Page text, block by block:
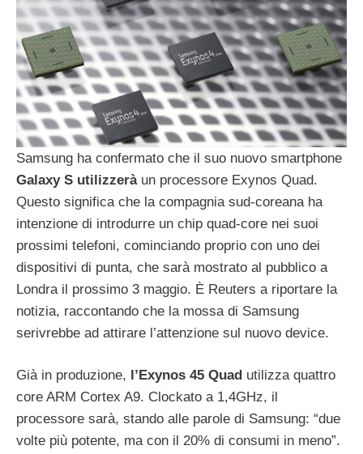
Samsung ha confermato che il suo nuovo smartphone
Galaxy S utilizzeràun processore Exynos Quad.
Questo significa che la compagnia sud-coreana ha
intenzione di introdurre un chip quad-core nei suoi
prossimi telefoni, cominciando proprio con uno dei
dispositivi di punta, che sarà mostrato al pubblico a
Londra il prossimo 3 maggio. È Reuters a riportare la
notizia, raccontando che la mossa di Samsung
serivrebbe ad attirare l’attenzione sul nuovo device.
Già in produzione, l’Exynos 45 Quad utilizza quattro
core ARM Cortex A9. Clockato a 1,4GHz, il
processore sarà, stando alle parole di Samsung: “due
volte più potente, ma con il 20% di consumi in meno”.